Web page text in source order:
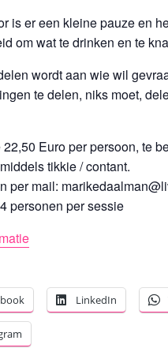
is er een kleine pauze en
om wat te drinken en te
wordt aan wie wil
te delen, niks moet,
Euro per persoon, te
tikkie / contant.
per mail:
personen per sessie
LinkedIn